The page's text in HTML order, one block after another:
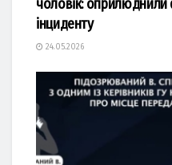
чоловік:
інциденту
24.05.2026